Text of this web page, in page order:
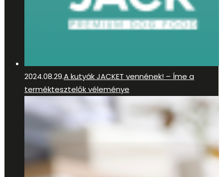
2024.08.29.A kutyák JACKET vennének! – Íme a
terméktesztelők véleménye